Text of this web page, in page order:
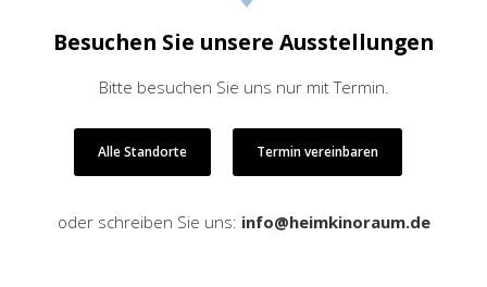
Besuchen Sie unsere Ausstellungen
Bitte besuchen Sie uns nur mit Termin.
Alle Standorte Termin vereinbaren
oder schreiben Sie uns: info@heimkinoraum.de